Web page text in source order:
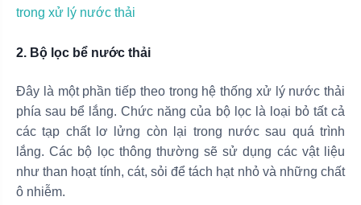
trong xử lý nước thải
2. Bộ lọc bể nước thải
Đây là một phần tiếp theo trong hệ thống xử lý nước thải
phía sau bể lắng. Chức năng của bộ lọc là loại bỏ tất cả
các tạp chất lơ lửng còn lại trong nước sau quá trình
lắng. Các bộ lọc thông thường sẽ sử dụng các vật liệu
như than hoạt tính, cát, sỏi để tách hạt nhỏ và những chất
ô nhiễm.